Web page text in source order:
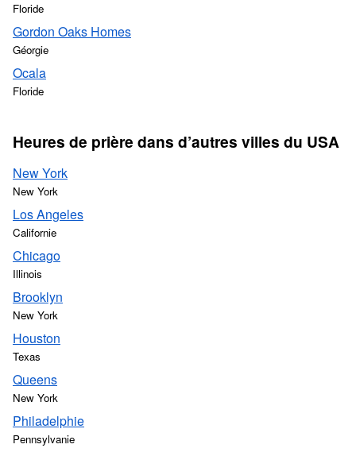
Floride
Gordon Oaks Homes
Géorgie
Ocala
Floride
Heures de prière dans d’autres villes du USA
New York
New York
Los Angeles
Californie
Chicago
Illinois
Brooklyn
New York
Houston
Texas
Queens
New York
Philadelphie
Pennsylvanie